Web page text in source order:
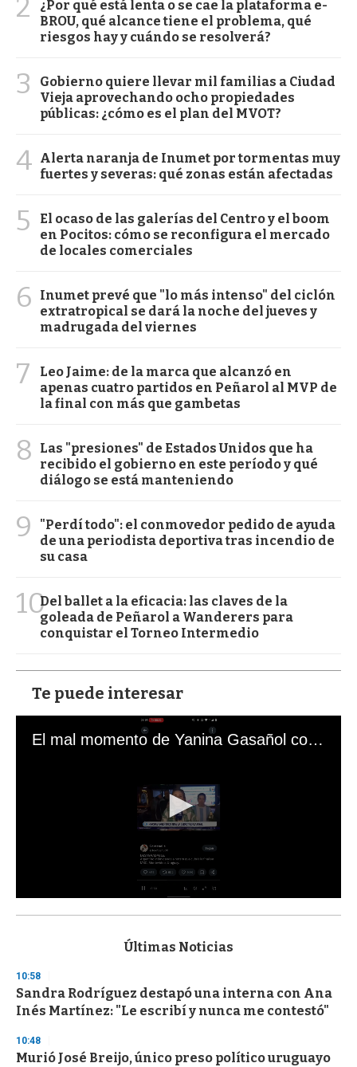
2
¿Por qué está lenta o se cae la plataforma e-
BROU, qué alcance tiene el problema, qué
riesgos hay y cuándo se resolverá?
3
Gobierno quiere llevar mil familias a Ciudad
Vieja aprovechando ocho propiedades
públicas: ¿cómo es el plan del MVOT?
4 Alerta naranja de Inumet por tormentas muy
fuertes y severas: qué zonas están afectadas
5
El ocaso de las galerías del Centro y el boom
en Pocitos: cómo se reconfigura el mercado
de locales comerciales
6
Inumet prevé que "lo más intenso" del ciclón
extratropical se dará la noche del jueves y
madrugada del viernes
7
Leo Jaime: de la marca que alcanzó en
apenas cuatro partidos en Peñarol al MVP de
la final con más que gambetas
8
Las "presiones" de Estados Unidos que ha
recibido el gobierno en este período y qué
diálogo se está manteniendo
9
"Perdí todo": el conmovedor pedido de ayuda
de una periodista deportiva tras incendio de
su casa
10Del ballet a la eficacia: las claves de la
goleada de Peñarol a Wanderers para
conquistar el Torneo Intermedio
Te puede interesar
El mal momento de Yanina Gasañol con un hincha argentino en "Subrayado"
s
d
s
o
f
3
s
Últimas Noticias
10:58
Sandra Rodríguez destapó una interna con Ana
Inés Martínez: "Le escribí y nunca me contestó"
10:48
Murió José Breijo, único preso político uruguayo